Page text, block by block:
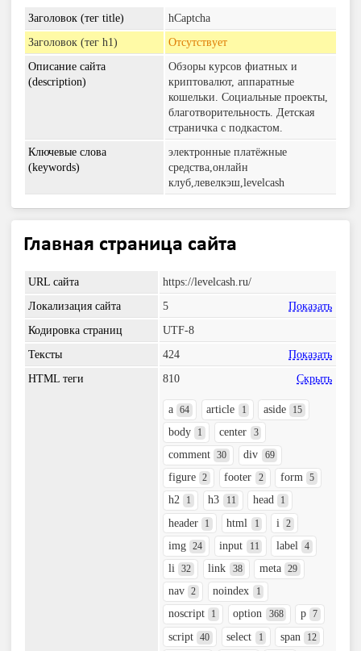
Заголовок (тег title)
hCaptcha
Заголовок (тег h1)
Отсутствует
Описание сайта
(description)
Обзоры курсов фиатных и
криптовалют, аппаратные
кошельки. Социальные проекты,
благотворительность. Детская
страничка с подкастом.
Ключевые слова
(keywords)
электронные платёжные
средства,онлайн
клуб,левелкэш,levelcash
Главная страница сайта
URL сайта
https://levelcash.ru/
Локализация сайта
5
Показать
Кодировка страниц
UTF-8
Тексты
424
Показать
HTML теги
810 Скрыть
a 64 article 1 aside 15
body 1 center 3
comment 30 div 69
figure 2 footer 2 form 5
h2 1 h3 11 head 1
header 1 html 1 i 2
img 24 input 11 label 4
li 32 link 38 meta 29
nav 2 noindex 1
noscript 1 option 368 p 7
script 40 select 1 span 12